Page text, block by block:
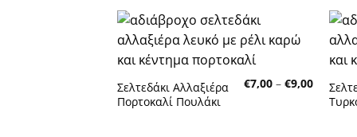
Πρόσθήκη
στην λίστα
Σελτεδάκι Αλλαξιέρα
Πορτοκαλί Πουλάκι
€7,00 – €9,00Price
range:
€7,00